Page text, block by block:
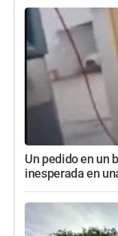
Un pedido en un
inesperada en